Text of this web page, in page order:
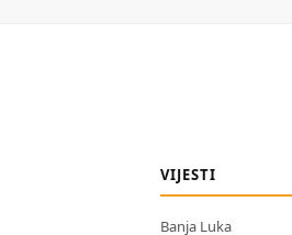
VIJESTI
Banja Luka